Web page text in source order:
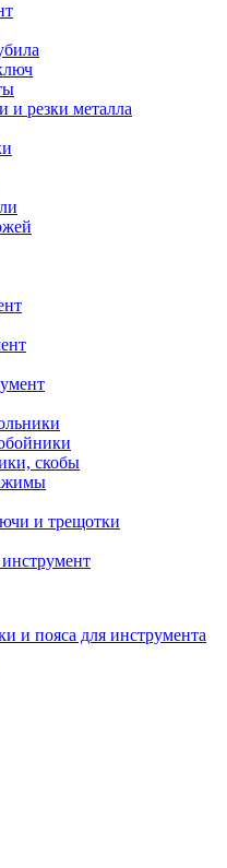
и резки металла
скобы
и трещотки
и пояса для инструмента